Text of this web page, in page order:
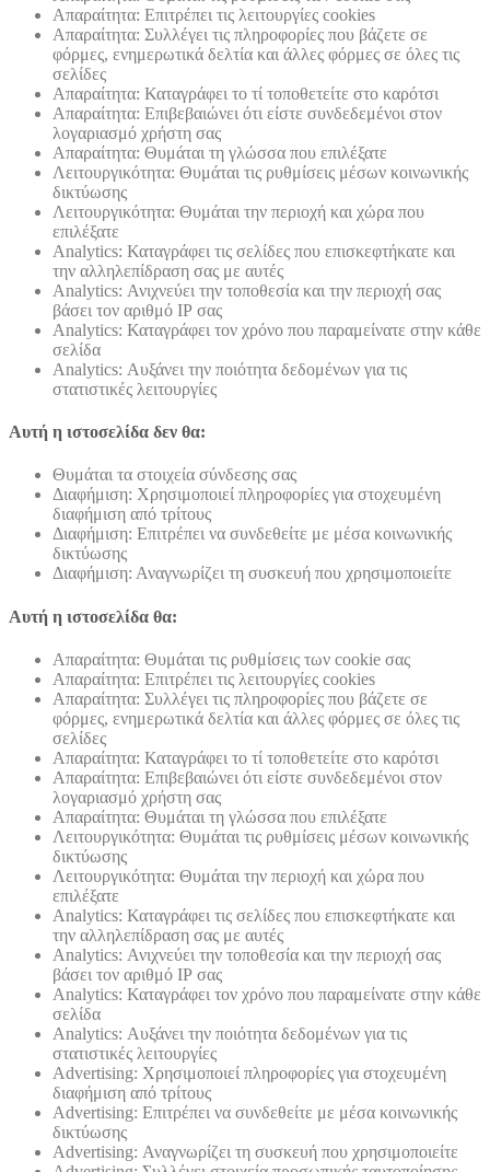
Απαραίτητα: Επιτρέπει τις λειτουργίες cookies
Απαραίτητα: Συλλέγει τις πληροφορίες που βάζετε σε
φόρμες, ενημερωτικά δελτία και άλλες φόρμες σε όλες τις
σελίδες
Απαραίτητα: Καταγράφει το τί τοποθετείτε στο καρότσι
Απαραίτητα: Επιβεβαιώνει ότι είστε συνδεδεμένοι στον
λογαριασμό χρήστη σας
Απαραίτητα: Θυμάται τη γλώσσα που επιλέξατε
Λειτουργικότητα: Θυμάται τις ρυθμίσεις μέσων κοινωνικής
δικτύωσης
Λειτουργικότητα: Θυμάται την περιοχή και χώρα που
επιλέξατε
Analytics: Καταγράφει τις σελίδες που επισκεφτήκατε και
την αλληλεπίδραση σας με αυτές
Analytics: Ανιχνεύει την τοποθεσία και την περιοχή σας
βάσει τον αριθμό ΙΡ σας
Analytics: Καταγράφει τον χρόνο που παραμείνατε στην κάθε
σελίδα
Analytics: Αυξάνει την ποιότητα δεδομένων για τις
στατιστικές λειτουργίες
Αυτή η ιστοσελίδα δεν θα:
Θυμάται τα στοιχεία σύνδεσης σας
Διαφήμιση: Χρησιμοποιεί πληροφορίες για στοχευμένη
διαφήμιση από τρίτους
Διαφήμιση: Επιτρέπει να συνδεθείτε με μέσα κοινωνικής
δικτύωσης
Διαφήμιση: Αναγνωρίζει τη συσκευή που χρησιμοποιείτε
Αυτή η ιστοσελίδα θα:
Απαραίτητα: Θυμάται τις ρυθμίσεις των cookie σας
Απαραίτητα: Επιτρέπει τις λειτουργίες cookies
Απαραίτητα: Συλλέγει τις πληροφορίες που βάζετε σε
φόρμες, ενημερωτικά δελτία και άλλες φόρμες σε όλες τις
σελίδες
Απαραίτητα: Καταγράφει το τί τοποθετείτε στο καρότσι
Απαραίτητα: Επιβεβαιώνει ότι είστε συνδεδεμένοι στον
λογαριασμό χρήστη σας
Απαραίτητα: Θυμάται τη γλώσσα που επιλέξατε
Λειτουργικότητα: Θυμάται τις ρυθμίσεις μέσων κοινωνικής
δικτύωσης
Λειτουργικότητα: Θυμάται την περιοχή και χώρα που
επιλέξατε
Analytics: Καταγράφει τις σελίδες που επισκεφτήκατε και
την αλληλεπίδραση σας με αυτές
Analytics: Ανιχνεύει την τοποθεσία και την περιοχή σας
βάσει τον αριθμό ΙΡ σας
Analytics: Καταγράφει τον χρόνο που παραμείνατε στην κάθε
σελίδα
Analytics: Αυξάνει την ποιότητα δεδομένων για τις
στατιστικές λειτουργίες
Advertising: Χρησιμοποιεί πληροφορίες για στοχευμένη
διαφήμιση από τρίτους
Advertising: Επιτρέπει να συνδεθείτε με μέσα κοινωνικής
δικτύωσης
Advertising: Αναγνωρίζει τη συσκευή που χρησιμοποιείτε